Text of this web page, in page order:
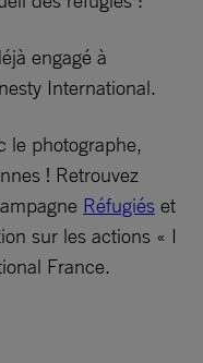
engagé à
International.
le photographe,
! Retrouvez
Réfugiés et
sur les actions « I
France.